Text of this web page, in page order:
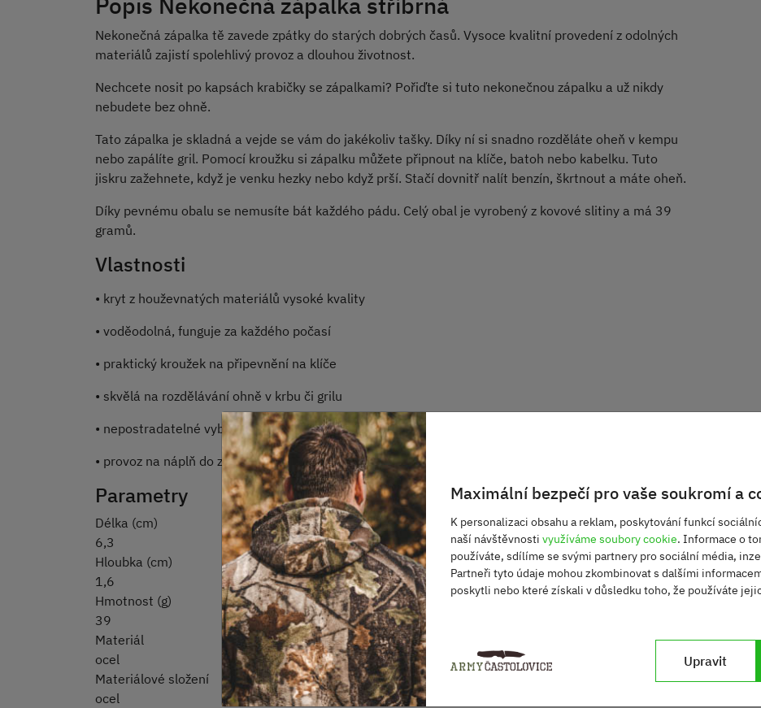
Nekonečná zápalka tě zavede zpátky do starých dobrých časů. Vysoce kvalitní provedení z odolných
materiálů zajistí spolehlivý provoz a dlouhou životnost.
Nechcete nosit po kapsách krabičky se zápalkami? Pořiďte si tuto nekonečnou zápalku a už nikdy
nebudete bez ohně.
Tato zápalka je skladná a vejde se vám do jakékoliv tašky. Díky ní si snadno rozděláte oheň v kempu
nebo zapálíte gril. Pomocí kroužku si zápalku můžete připnout na klíče, batoh nebo kabelku. Tuto
jiskru zažehnete, když je venku hezky nebo když prší. Stačí dovnitř nalít benzín, škrtnout a máte oheň.
Díky pevnému obalu se nemusíte bát každého pádu. Celý obal je vyrobený z kovové slitiny a má 39
gramů.
Vlastnosti
• kryt z houževnatých materiálů vysoké kvality
• voděodolná, funguje za každého počasí
• praktický kroužek na připevnění na klíče
• skvělá na rozdělávání ohně v krbu či grilu
• nepostradatelné vybavení na kempování
• provoz na náplň do zapalovače (není součástí zboží)
Parametry
Délka (cm)
6,3
Hloubka (cm)
1,6
Hmotnost (g)
39
Materiál
ocel
Materiálové složení
ocel
Maximální bezpečí pro vaše soukromí a
K personalizaci obsahu a reklam, poskytování funkcí
naší návštěvnosti využíváme soubory cookie. Informace o
používáte, sdílíme se svými partnery pro sociální média,
Partneři tyto údaje mohou zkombinovat s dalšími
poskytli nebo které získali v důsledku toho, že používáte
Upravit